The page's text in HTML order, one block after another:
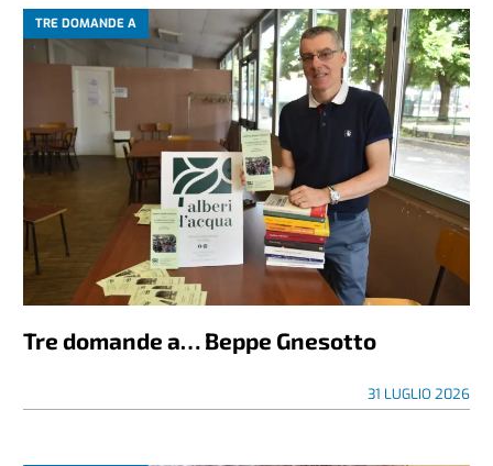
TRE DOMANDE A
Tre domande a… Beppe Gnesotto
31 LUGLIO 2026